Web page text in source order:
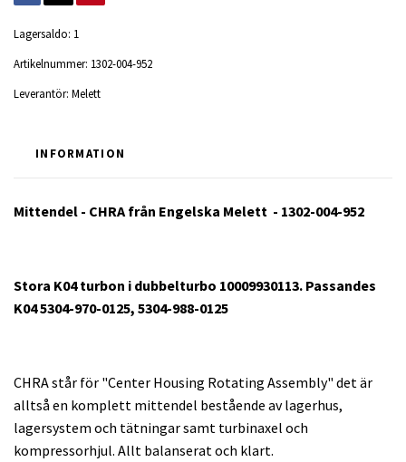
Lagersaldo: 1
Artikelnummer: 1302-004-952
Leverantör: Melett
INFORMATION
Mittendel - CHRA från Engelska Melett - 1302-004-952
Stora K04 turbon i dubbelturbo 10009930113. Passandes
K04 5304-970-0125, 5304-988-0125
CHRA står för "Center Housing Rotating Assembly" det är
alltså en komplett mittendel bestående av lagerhus,
lagersystem och tätningar samt turbinaxel och
kompressorhjul. Allt balanserat och klart.